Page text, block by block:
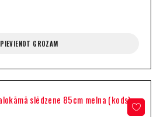
PIEVIENOT GROZAM